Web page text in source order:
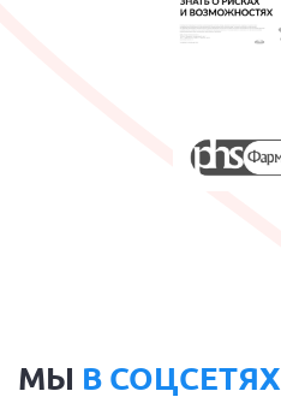
МЫ В СОЦСЕТЯХ